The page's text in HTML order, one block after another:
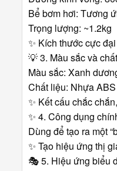
Bể bơm hơi: Tương
Trọng lượng: ~1.2kg
✨ Kích thước cực
💡3. Màu sắc và
Màu sắc: Xanh
Chất liệu: Nhựa
✨ Kết cấu chắc
✨ 4. Công dụng
Dùng để tạo ra một
✨ Tạo hiệu ứng thị
🎭5. Hiệu ứng biểu